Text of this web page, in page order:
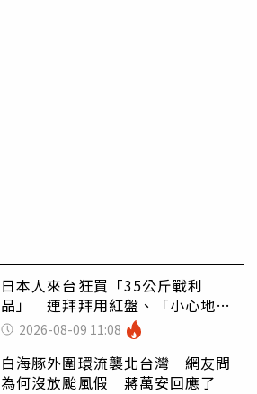
日本人來台狂買「35公斤戰利
品」 連拜拜用紅盤、「小心地
滑」告示牌也帶回家
2026-08-09 11:08
白海豚外圍環流襲北台灣 網友問
為何沒放颱風假 蔣萬安回應了